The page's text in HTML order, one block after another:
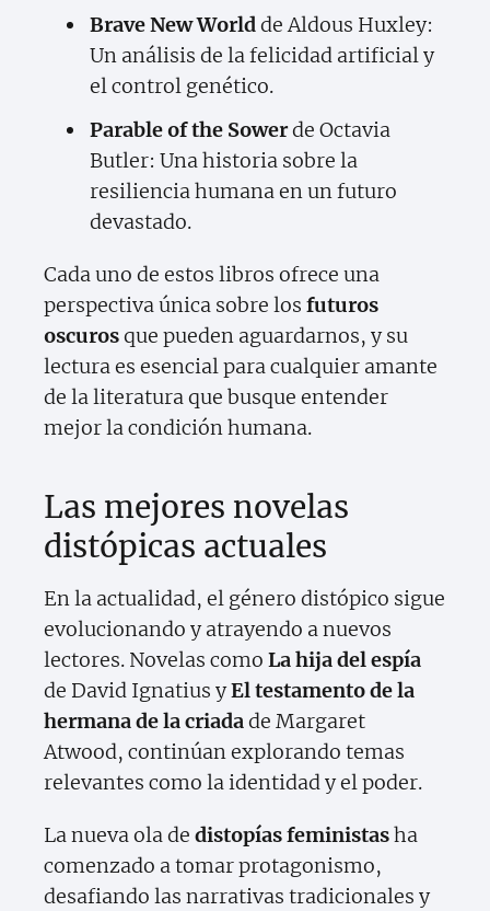
Brave New Worldde Aldous Huxley:
Un análisis de la felicidad artificial y
el control genético.
Parable of the Sowerde Octavia
Butler: Una historia sobre la
resiliencia humana en un futuro
devastado.
Cada uno de estos libros ofrece una
perspectiva única sobre los futuros
oscurosque pueden aguardarnos, y su
lectura es esencial para cualquier amante
de la literatura que busque entender
mejor la condición humana.
Las mejores novelas
distópicas actuales
En la actualidad, el género distópico sigue
evolucionando y atrayendo a nuevos
lectores. Novelas como La hija del espía
de David Ignatius yEl testamento de la
hermana de la criadade Margaret
Atwood, continúan explorando temas
relevantes como la identidad y el poder.
La nueva ola de distopías feministasha
comenzado a tomar protagonismo,
desafiando las narrativas tradicionales y